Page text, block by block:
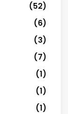
(52)
(6)
(3)
(7)
(1)
(1)
(1)